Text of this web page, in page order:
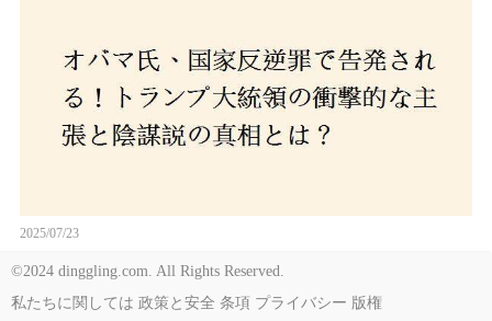
2025/07/23
©2024 dinggling.com. All Rights Reserved.
私たちに関しては 政策と安全 条項 プライバシー 版権